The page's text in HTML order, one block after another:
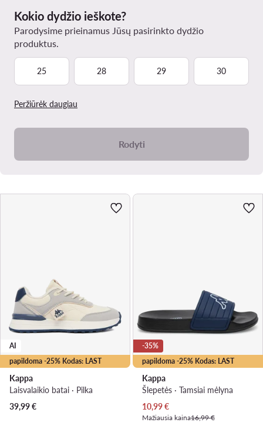
Kokio dydžio ieškote?
Parodysime prieinamus Jūsų pasirinkto dydžio
produktus.
25 28 29 30
Peržiūrėk daugiau
Rodyti
papildoma -25% Kodas: LAST
AI
Kappa
Laisvalaikio batai · Pilka
39,99€
papildoma -25% Kodas: LAST
-35%
Kappa
Šlepetės · Tamsiai mėlyna
Dabartinė kaina
10,99€
Mažiausia kaina16,99 €